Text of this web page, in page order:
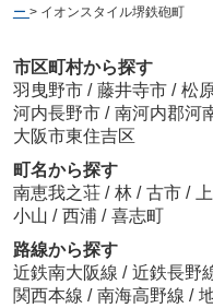
ー > イオンスタイル堺鉄砲町
市区町村から探す
羽曳野市 / 藤井寺市 / 松
河内長野市 / 南河内郡河
大阪市東住吉区
町名から探す
南恵我之荘 / 林 / 古市 /
小山 / 西浦 / 喜志町
路線から探す
近鉄南大阪線 / 近鉄長野
関西本線 / 南海高野線 /